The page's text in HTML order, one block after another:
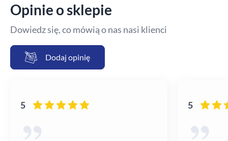
Opinie o sklepie
Dowiedz się, co mówią o nas nasi klienci
Dodaj opinię
5 5